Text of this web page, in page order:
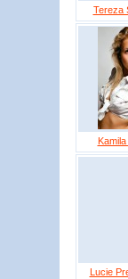
Tereza
Lucie